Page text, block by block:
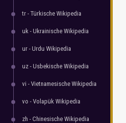
tr - Türkische Wikipedia
uk - Ukrainische Wikipedia
ur - Urdu Wikipedia
uz - Usbekische Wikipedia
vi - Vietnamesische Wikipedia
vo - Volapük Wikipedia
zh - Chinesische Wikipedia